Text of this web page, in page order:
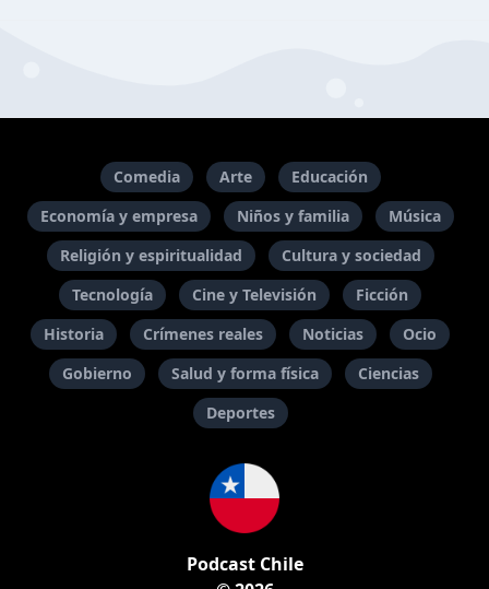
Comedia Arte
Educación
Economía y empresa
Niños y familia
Música
Religión y espiritualidad
Cultura y sociedad
Tecnología
Cine y Televisión
Ficción
Historia
Crímenes reales Noticias
Ocio
Gobierno
Salud y forma física
Ciencias
Deportes
Podcast Chile